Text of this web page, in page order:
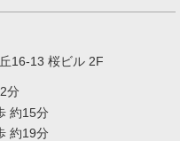
16-13 桜ビル 2F
分
約15分
約19分